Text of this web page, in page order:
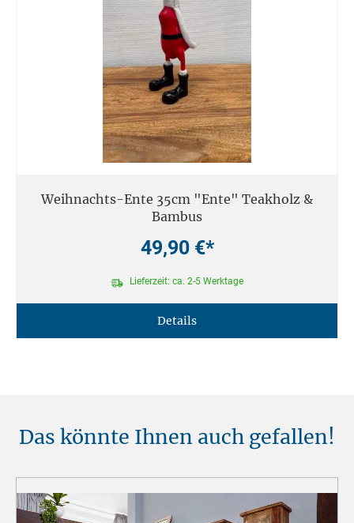
Weihnachts-Ente 35cm "Ente" Teakholz &
Bambus
49,90 €*
Lieferzeit: ca. 2-5 Werktage
Details
Das könnte Ihnen auch gefallen!